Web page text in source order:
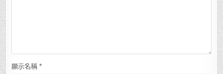
顯示名稱 *